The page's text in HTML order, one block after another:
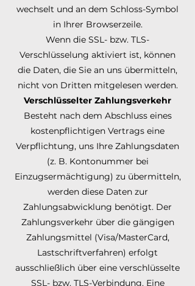
wechselt und an dem Schloss-Symbol
in Ihrer Browserzeile.
Wenn die SSL- bzw. TLS-
Verschlüsselung aktiviert ist, können
die Daten, die Sie an uns übermitteln,
nicht von Dritten mitgelesen werden.
Verschlüsselter Zahlungsverkehr
Besteht nach dem Abschluss eines
kostenpflichtigen Vertrags eine
Verpflichtung, uns Ihre Zahlungsdaten
(z. B. Kontonummer bei
Einzugsermächtigung) zu übermitteln,
werden diese Daten zur
Zahlungsabwicklung benötigt. Der
Zahlungsverkehr über die gängigen
Zahlungsmittel (Visa/MasterCard,
Lastschriftverfahren) erfolgt
ausschließlich über eine verschlüsselte
SSL- bzw. TLS-Verbindung. Eine